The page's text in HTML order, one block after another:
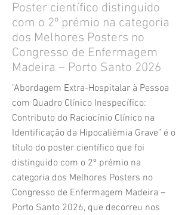
Poster científico distinguido
com o 2º prémio na categoria
dos Melhores Posters no
Congresso de Enfermagem
Madeira – Porto Santo 2026
"Abordagem Extra-Hospitalar à Pessoa
com Quadro Clínico Inespecífico:
Contributo do Raciocínio Clínico na
Identificação da Hipocaliémia Grave" é o
título do poster científico que foi
distinguido com o 2º prémio na
categoria dos Melhores Posters no
Congresso de Enfermagem Madeira –
Porto Santo 2026, que decorreu nos